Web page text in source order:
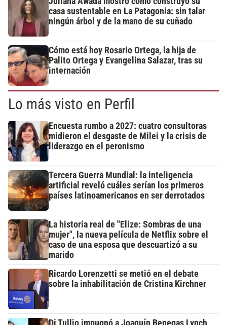
casa sustentable en La Patagonia: sin talar
ningún árbol y de la mano de su cuñado
Cómo está hoy Rosario Ortega, la hija de
Palito Ortega y Evangelina Salazar, tras su
internación
Lo más visto en Perfil
Encuesta rumbo a 2027: cuatro consultoras
midieron el desgaste de Milei y la crisis de
liderazgo en el peronismo
Tercera Guerra Mundial: la inteligencia
artificial reveló cuáles serían los primeros
países latinoamericanos en ser derrotados
La historia real de "Elize: Sombras de una
mujer", la nueva película de Netflix sobre el
caso de una esposa que descuartizó a su
marido
Ricardo Lorenzetti se metió en el debate
sobre la inhabilitación de Cristina Kirchner
Di Tullio impugnó a Joaquín Benegas Lynch